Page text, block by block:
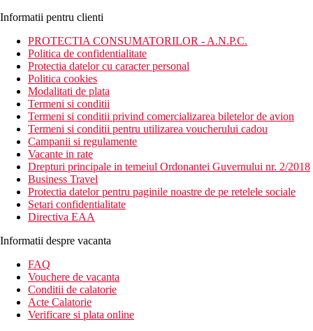
Informatii pentru clienti
PROTECTIA CONSUMATORILOR - A.N.P.C.
Politica de confidentialitate
Protectia datelor cu caracter personal
Politica cookies
Modalitati de plata
Termeni si conditii
Termeni si conditii privind comercializarea biletelor de avion
Termeni si conditii pentru utilizarea voucherului cadou
Campanii si regulamente
Vacante in rate
Drepturi principale in temeiul Ordonantei Guvernului nr. 2/2018
Business Travel
Protectia datelor pentru paginile noastre de pe retelele sociale
Setari confidentialitate
Directiva EAA
Informatii despre vacanta
FAQ
Vouchere de vacanta
Conditii de calatorie
Acte Calatorie
Verificare si plata online